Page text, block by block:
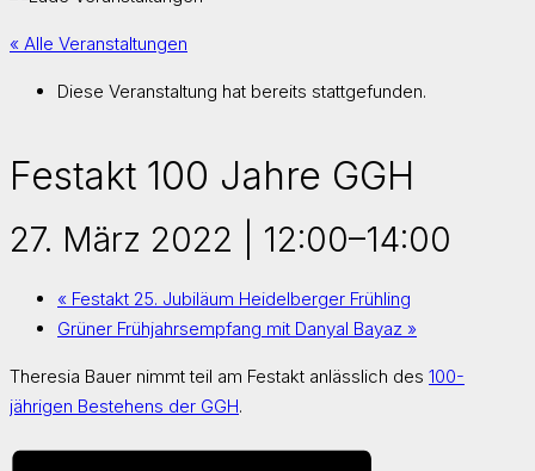
« Alle Veranstaltungen
Diese Veranstaltung hat bereits stattgefunden.
Festakt 100 Jahre GGH
27. März 2022 | 12:00–14:00
« Festakt 25. Jubiläum Heidelberger Frühling
Grüner Frühjahrsempfang mit Danyal Bayaz »
Theresia Bauer nimmt teil am Festakt anlässlich des 100-
jährigen Bestehens der GGH.